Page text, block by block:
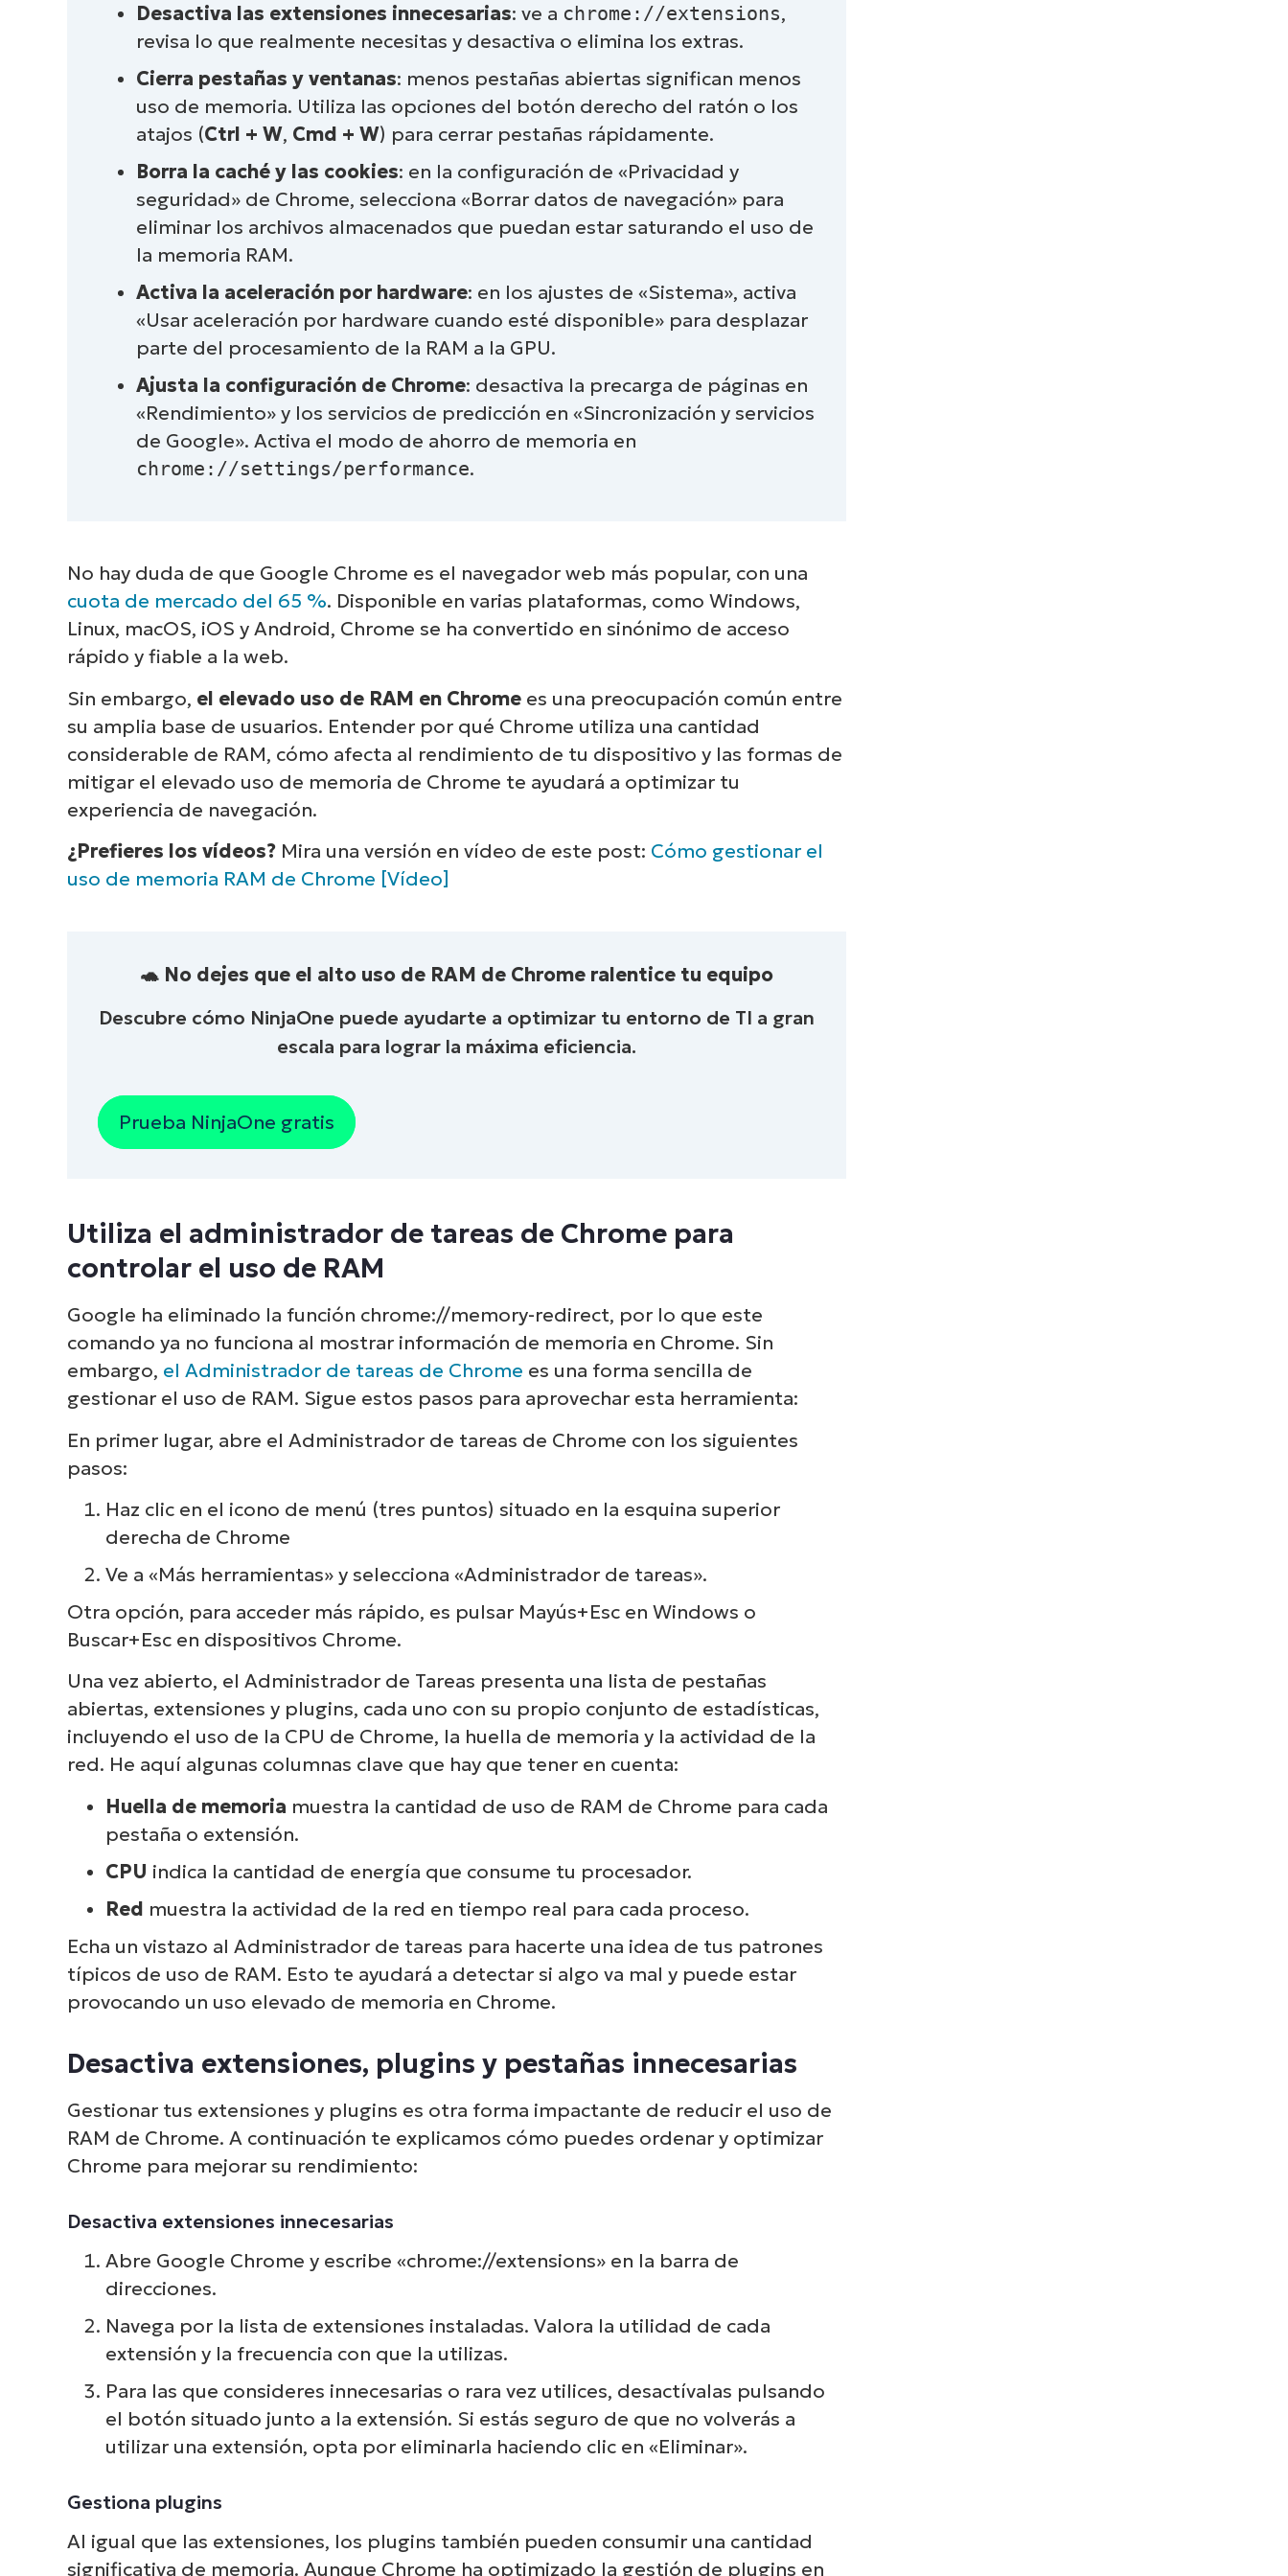
Activa la aceleración por hardware
Ajusta la configuración de Chrome para gestionar mejor la memoria RAM
Los aspectos fundamentales del consumo de RAM de Chrome
Reduce el alto consumo de RAM de Chrome con la ayuda de NinjaOne
Desactiva las extensiones innecesarias: ve a chrome://extensions,
revisa lo que realmente necesitas y desactiva o elimina los extras.
Cierra pestañas y ventanas: menos pestañas abiertas significan menos
uso de memoria. Utiliza las opciones del botón derecho del ratón o los
atajos (Ctrl + W, Cmd + W) para cerrar pestañas rápidamente.
Borra la caché y las cookies: en la configuración de «Privacidad y
seguridad» de Chrome, selecciona «Borrar datos de navegación» para
eliminar los archivos almacenados que puedan estar saturando el uso de
la memoria RAM.
Activa la aceleración por hardware: en los ajustes de «Sistema», activa
«Usar aceleración por hardware cuando esté disponible» para desplazar
parte del procesamiento de la RAM a la GPU.
Ajusta la configuración de Chrome: desactiva la precarga de páginas en
«Rendimiento» y los servicios de predicción en «Sincronización y servicios
de Google». Activa el modo de ahorro de memoria en
chrome://settings/performance.
No hay duda de que Google Chrome es el navegador web más popular, con una
cuota de mercado del 65 %. Disponible en varias plataformas, como Windows,
Linux, macOS, iOS y Android, Chrome se ha convertido en sinónimo de acceso
rápido y fiable a la web.
Sin embargo, el elevado uso de RAM en Chromees una preocupación común entre
su amplia base de usuarios. Entender por qué Chrome utiliza una cantidad
considerable de RAM, cómo afecta al rendimiento de tu dispositivo y las formas de
mitigar el elevado uso de memoria de Chrome te ayudará a optimizar tu
experiencia de navegación.
¿Prefieres los vídeos?Mira una versión en vídeo de este post: Cómo gestionar el
uso de memoria RAM de Chrome [Vídeo]
🐢 No dejes que el alto uso de RAM de Chrome ralentice tu equipo
Descubre cómo NinjaOne puede ayudarte a optimizar tu entorno de TI a gran
escala para lograr la máxima eficiencia.
Prueba NinjaOne gratis
Utiliza el administrador de tareas de Chrome para
controlar el uso de RAM
Google ha eliminado la función chrome://memory-redirect, por lo que este
comando ya no funciona al mostrar información de memoria en Chrome. Sin
embargo, el Administrador de tareas de Chrome es una forma sencilla de
gestionar el uso de RAM. Sigue estos pasos para aprovechar esta herramienta:
En primer lugar, abre el Administrador de tareas de Chrome con los siguientes
pasos:
Haz clic en el icono de menú (tres puntos) situado en la esquina superior
derecha de Chrome
Ve a «Más herramientas» y selecciona «Administrador de tareas».
Otra opción, para acceder más rápido, es pulsar Mayús+Esc en Windows o
Buscar+Esc en dispositivos Chrome.
Una vez abierto, el Administrador de Tareas presenta una lista de pestañas
abiertas, extensiones y plugins, cada uno con su propio conjunto de estadísticas,
incluyendo el uso de la CPU de Chrome, la huella de memoria y la actividad de la
red. He aquí algunas columnas clave que hay que tener en cuenta:
Huella de memoria muestra la cantidad de uso de RAM de Chrome para cada
pestaña o extensión.
CPU indica la cantidad de energía que consume tu procesador.
Red muestra la actividad de la red en tiempo real para cada proceso.
Echa un vistazo al Administrador de tareas para hacerte una idea de tus patrones
típicos de uso de RAM. Esto te ayudará a detectar si algo va mal y puede estar
provocando un uso elevado de memoria en Chrome.
Desactiva extensiones, plugins y pestañas innecesarias
Gestionar tus extensiones y plugins es otra forma impactante de reducir el uso de
RAM de Chrome. A continuación te explicamos cómo puedes ordenar y optimizar
Chrome para mejorar su rendimiento:
Desactiva extensiones innecesarias
Abre Google Chrome y escribe «chrome://extensions» en la barra de
direcciones.
Navega por la lista de extensiones instaladas. Valora la utilidad de cada
extensión y la frecuencia con que la utilizas.
Para las que consideres innecesarias o rara vez utilices, desactívalas pulsando
el botón situado junto a la extensión. Si estás seguro de que no volverás a
utilizar una extensión, opta por eliminarla haciendo clic en «Eliminar».
Gestiona plugins
Al igual que las extensiones, los plugins también pueden consumir una cantidad
significativa de memoria. Aunque Chrome ha optimizado la gestión de plugins en
acción
cómo NinjaOne simplifica tareas de TI como la gestión
de endpoints, el parcheo, el MDM, la gestión de tickets y
mucho más.
Explora las demos